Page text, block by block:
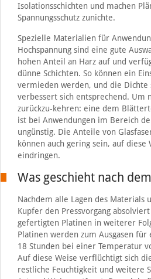
Isolationsschichten und machen
Spannungsschutz zunichte.
Spezielle Materialien für
Hochspannung sind eine gute
hohen Anteil an Harz auf und
dünne Schichten. So können ein
vermieden werden, und die Dichte
verbessert sich entsprechend. Um
zurückzu-kehren: eine dem
ist bei Anwendungen im Bereich
ungünstig. Die Anteile von
können auch gering sein, auf diese
eindringen.
Was geschieht nach
Nachdem alle Lagen des Materials
Kupfer den Pressvorgang
gefertigten Platinen in weiterer
Platinen werden zum Ausgasen
18 Stunden bei einer Temperatur
Auf diese Weise verflüchtigt sich
restliche Feuchtigkeit und weitere